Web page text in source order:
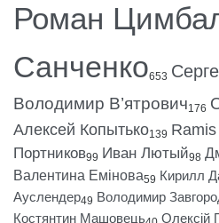
Роман
Санченко653
Володимир В’ятрович176
Алексей Копытько139
Портников99 Иван Лютый98
Валентина Емінова59 Кирилл
Ауслендер49 Володимир
Костянтин Машовець Олексій